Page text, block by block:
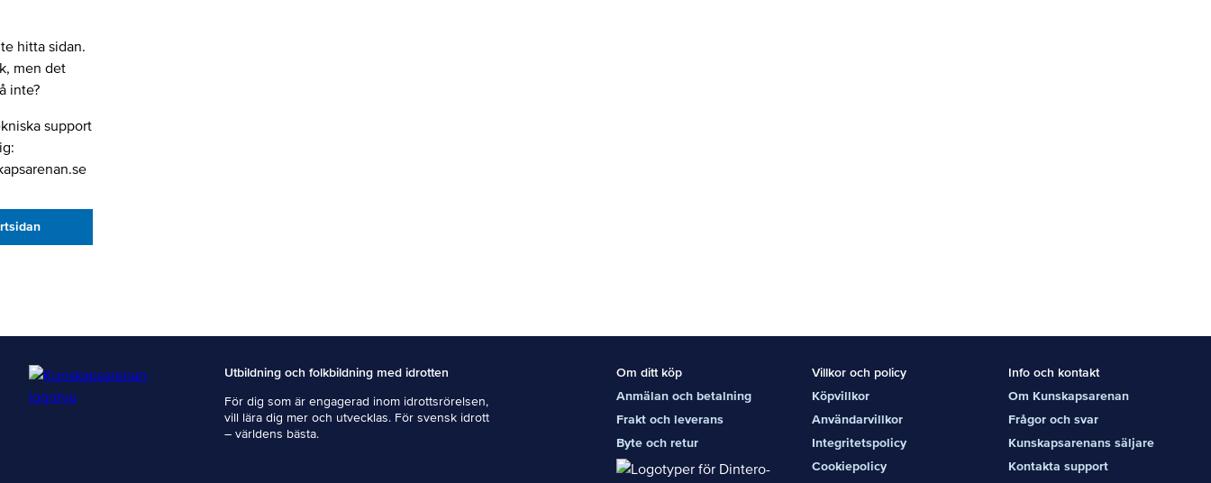
hitta sidan.
men det
inte?
support
Utbildning och folkbildning med idrotten
För dig som är engagerad inom idrottsrörelsen,
vill lära dig mer och utvecklas. För svensk idrott
– världens bästa.
Om ditt köp
Anmälan och betalning
Frakt och leverans
Byte och retur
Villkor och policy
Köpvillkor
Användarvillkor
Integritetspolicy
Cookiepolicy
Info och kontakt
Om Kunskapsarenan
Frågor och svar
Kunskapsarenans säljare
Kontakta support